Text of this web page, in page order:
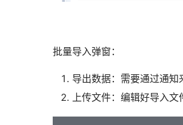
批量导入弹窗：
导出数据：需要通过通
上传文件：编辑好导入文